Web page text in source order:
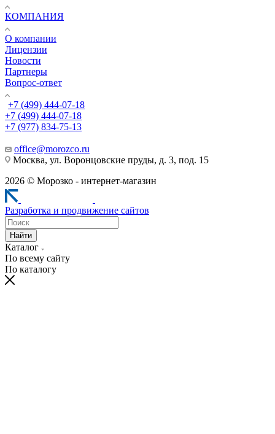
КОМПАНИЯ
О компании
Лицензии
Новости
Партнеры
Вопрос-ответ
+7 (499) 444-07-18
+7 (499) 444-07-18
+7 (977) 834-75-13
office@morozco.ru
Москва, ул. Воронцовские пруды, д. 3, под. 15
2026 © Морозко - интернет-магазин
Разработка и продвижение сайтов
Найти
Каталог
По всему сайту
По каталогу